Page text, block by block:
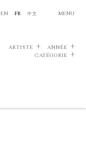
EN FR 中文 MENU
ARTISTE
ANNÉE
CATÉGORIE